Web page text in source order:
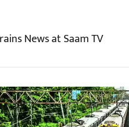
News at Saam TV